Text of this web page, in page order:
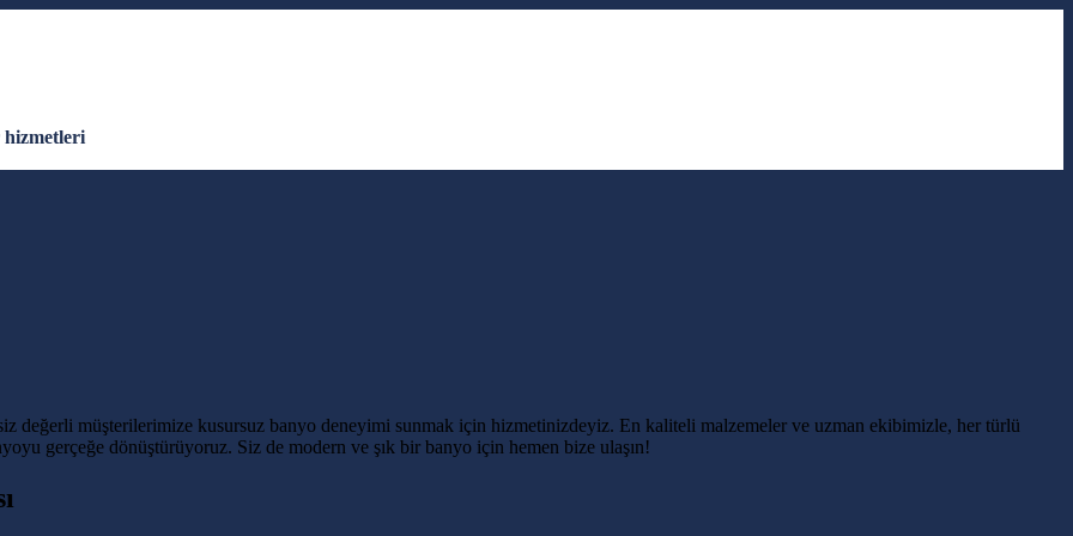
değerli müşterilerimize kusursuz banyo deneyimi sunmak için hizmetinizdeyiz. En kaliteli malzemeler ve uzman ekibimizle, her türlü
gerçeğe dönüştürüyoruz. Siz de modern ve şık bir banyo için hemen bize ulaşın!